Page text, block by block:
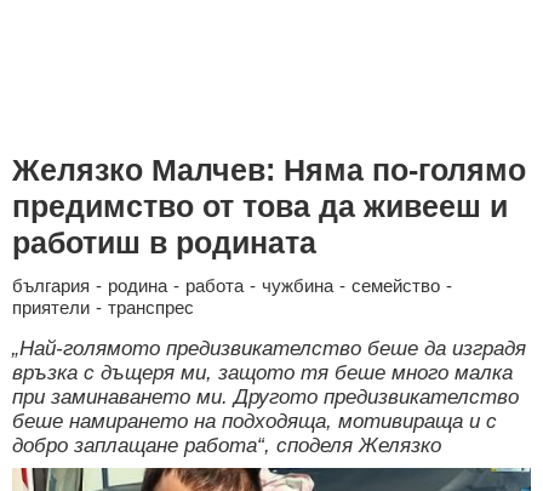
Желязко Малчев: Няма по-голямо
предимство от това да живееш и
работиш в родината
българия - родина - работа - чужбина - семейство -
приятели - транспрес
„Най-голямото предизвикателство беше да изградя
връзка с дъщеря ми, защото тя беше много малка
при заминаването ми. Другото предизвикателство
беше намирането на подходяща, мотивираща и с
добро заплащане работа“, споделя Желязко